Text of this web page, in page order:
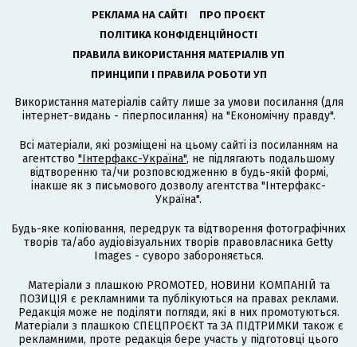
РЕКЛАМА НА САЙТІ
ПРО ПРОЄКТ
ПОЛІТИКА КОНФІДЕНЦІЙНОСТІ
ПРАВИЛА ВИКОРИСТАННЯ МАТЕРІАЛІВ УП
ПРИНЦИПИ І ПРАВИЛА РОБОТИ УП
Використання матеріалів сайту лише за умови посилання (для
інтернет-видань - гіперпосилання) на "Економічну правду".
Всі матеріали, які розміщені на цьому сайті із посиланням на
агентство "Інтерфакс-Україна", не підлягають подальшому
відтворенню та/чи розповсюдженню в будь-якій формі,
інакше як з письмового дозволу агентства "Інтерфакс-
Україна".
Будь-яке копіювання, передрук та відтворення фотографічних
творів та/або аудіовізуальних творів правовласника Getty
Images - суворо забороняється.
Матеріали з плашкою PROMOTED, НОВИНИ КОМПАНІЙ та
ПОЗИЦІЯ є рекламними та публікуються на правах реклами.
Редакція може не поділяти погляди, які в них промотуються.
Матеріали з плашкою СПЕЦПРОЄКТ та ЗА ПІДТРИМКИ також є
рекламними, проте редакція бере участь у підготовці цього